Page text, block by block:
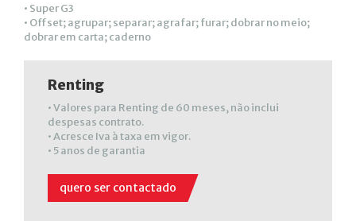
• Super G3
• Offset; agrupar; separar; agrafar; furar; dobrar no meio;
dobrar em carta; caderno
Renting
• Valores para Renting de 60 meses, não inclui
despesas contrato.
• Acresce Iva à taxa em vigor.
• 5 anos de garantia
quero ser contactado